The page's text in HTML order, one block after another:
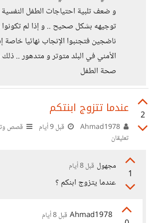
و ضعف تلبية احتياجات الطفل
توجيهه بشكل صحيح .. و إذا لم
ناضجين فتجنبوا الإنجاب نهائيا خاصة
الأمني في البلد متوتر و متدهور ..
صحة الطفل
2 عندما تتزوج ابنتكم
قبل 9 أيام
قصص
تعليقان
1
مجهول قبل 8 أيام
عندما يتزوج ابنكم ؟
Ahmad1978 قبل 8 أيام